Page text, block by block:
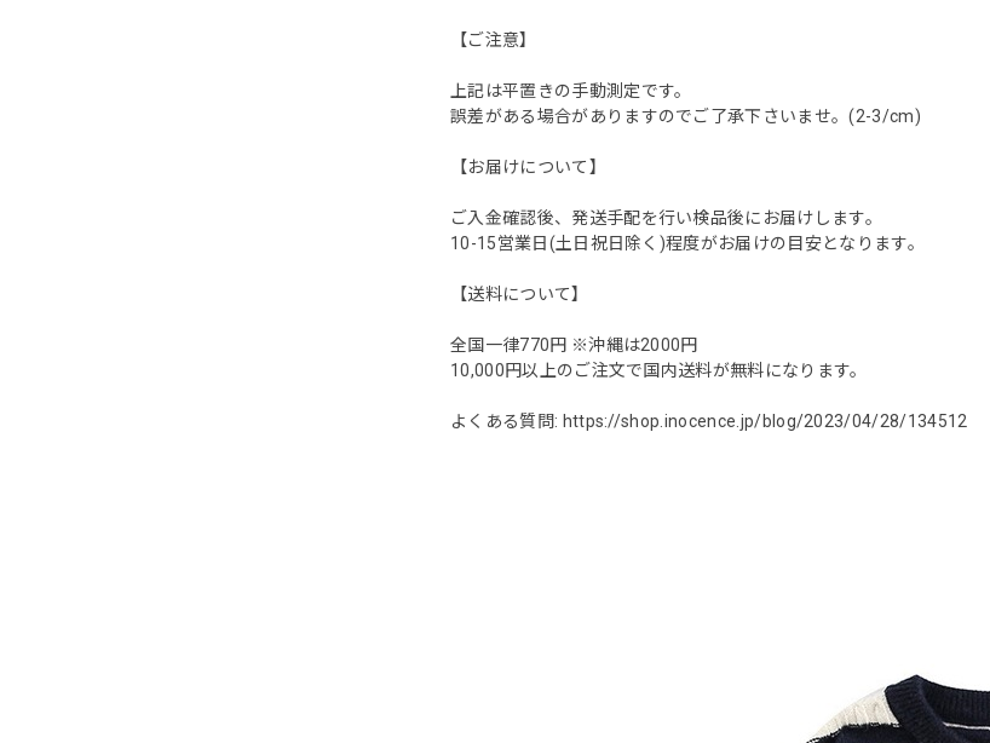
【ご注意】
上記は平置きの手動測定です。
誤差がある場合がありますのでご了承下さいませ。(2-3/cm)
【お届けについて】
ご入金確認後、発送手配を行い検品後にお届けします。
10-15営業日(土日祝日除く)程度がお届けの目安となります。
【送料について】
全国一律770円 ※沖縄は2000円
10,000円以上のご注文で国内送料が無料になります。
よくある質問: https://shop.inocence.jp/blog/2023/04/28/134512